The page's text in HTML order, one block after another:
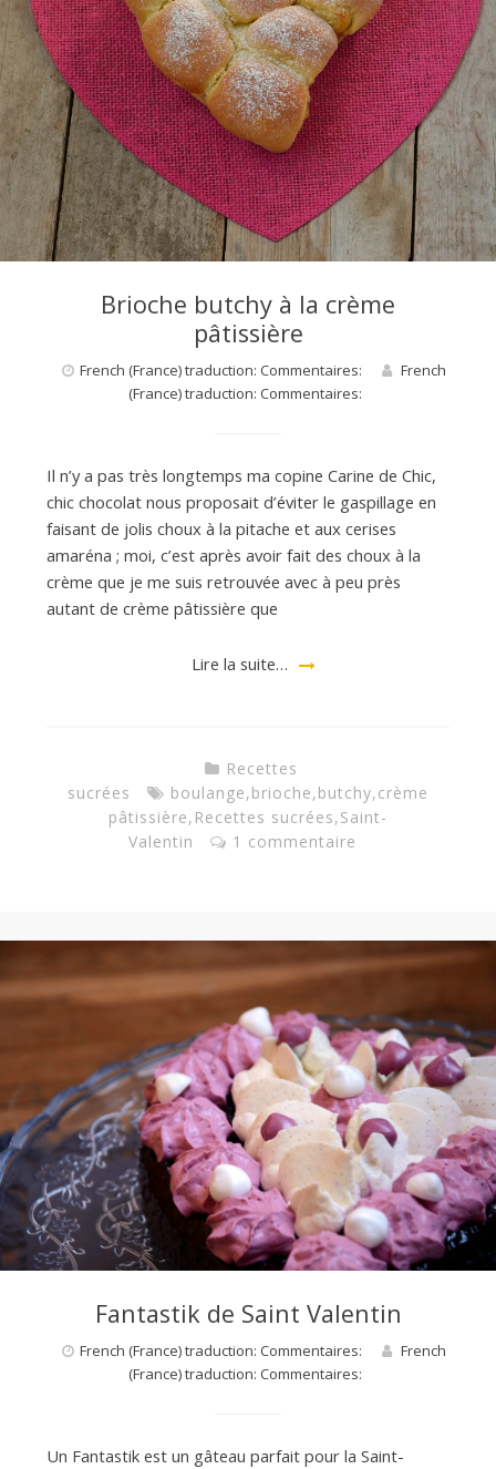
e
d
e
Brioche butchy à la crème
pâtissière
French (France) traduction: Commentaires:
French
(France) traduction: Commentaires:
Il n’y a pas très longtemps ma copine Carine de Chic,
chic chocolat nous proposait d’éviter le gaspillage en
faisant de jolis choux à la pitache et aux cerises
amaréna ; moi, c’est après avoir fait des choux à la
crème que je me suis retrouvée avec à peu près
autant de crème pâtissière que
Lire la suite…
Recettes
sucrées
boulange,brioche,butchy,crème
pâtissière, Recettes sucrées,Saint-
Valentin
1 commentaire
Fantastik de Saint Valentin
French (France) traduction: Commentaires:
French
(France) traduction: Commentaires:
Un Fantastik est un gâteau parfait pour la Saint-